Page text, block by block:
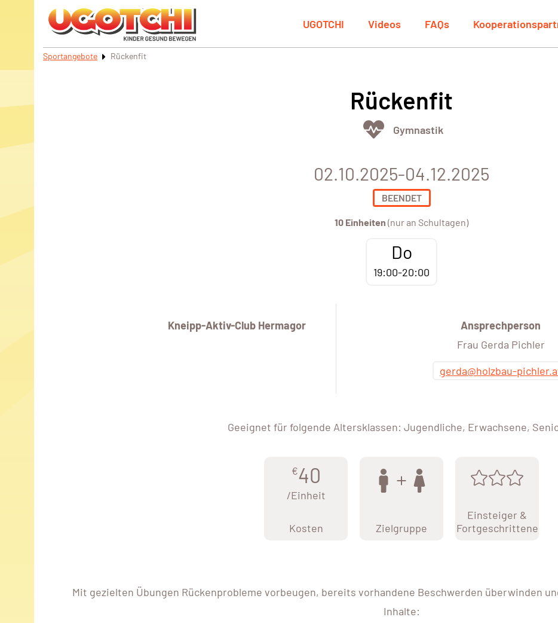
UGOTCHI Videos FAQs
Sportangebote Rückenfit
Rückenfit
Gymnastik
02.10.2025-04.12.2025
BEENDET
10 Einheiten (nur an Schultagen)
Do
19:00-20:00
Kneipp-Aktiv-Club Hermagor
Ansprechperson
Frau Gerda Pichler
gerda@holzbau-
Geeignet für folgende Altersklassen: Jugendliche, Erwachsene,
€40
/Einheit
Kosten Zielgruppe
Einsteiger &
Fortgeschrittene
Mit gezielten Übungen Rückenprobleme vorbeugen, bereits vorhandene Beschwerden überwinden
Inhalte: